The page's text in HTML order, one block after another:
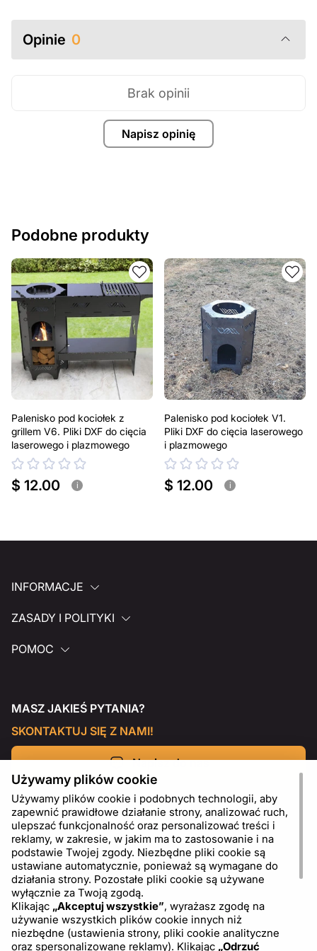
Opinie 0
Napisz opinię
Brak opinii
Podobne produkty
Palenisko pod kociołek z
grillem V6. Pliki DXF do cięcia
laserowego i plazmowego
$ 12.00 i
Palenisko pod kociołek V1.
Pliki DXF do cięcia laserowego
i plazmowego
$ 12.00 i
INFORMACJE
ZASADY I POLITYKI
POMOC
MASZ JAKIEŚ PYTANIA?
SKONTAKTUJ SIĘ Z NAMI!
Napisz do nas
PL USD - US Dollar ($)
Używamy plików cookie
Używamy plików cookie i podobnych technologii, aby
zapewnić prawidłowe działanie strony, analizować ruch,
ulepszać funkcjonalność oraz personalizować treści i
reklamy, w zakresie, w jakim ma to zastosowanie i na
podstawie Twojej zgody. Niezbędne pliki cookie są
ustawiane automatycznie, ponieważ są wymagane do
działania strony. Pozostałe pliki cookie są używane
wyłącznie za Twoją zgodą.
Klikając „Akceptuj wszystkie”, wyrażasz zgodę na
używanie wszystkich plików cookie innych niż
niezbędne (ustawienia strony, pliki cookie analityczne
oraz spersonalizowane reklamy). Klikając „Odrzuć